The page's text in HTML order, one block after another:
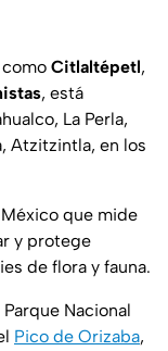
Citlaltépetl,
, está
La Perla,
Atzitzintla, en los
que mide
y protege
de flora y fauna.
Nacional
Pico de Orizaba,